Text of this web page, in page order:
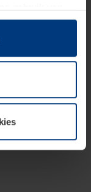
op uw
alle andere
Uw
uitleg van de